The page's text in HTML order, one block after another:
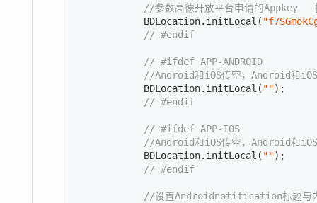
//参数高德开放平台申请的Appkey
            BDLocation.initLocal(
// #endif
// #ifdef APP-ANDROID
//Android和iOS传空，Android和
            BDLocation.initLocal(
"");
// #endif
// #ifdef APP-IOS
//Android和iOS传空，Android和
            BDLocation.initLocal(
"");
// #endif
//设置Androidnotification标题与